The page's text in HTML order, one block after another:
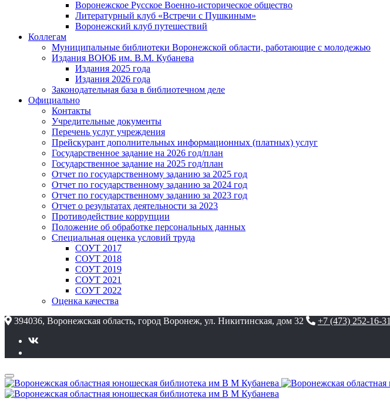
Воронежское Русское Военно-историческое общество
Литературный клуб «Встречи с Пушкиным»
Воронежский клуб путешествий
Коллегам
Муниципальные библиотеки Воронежской области, работающие с молодежью
Издания ВОЮБ им. В.М. Кубанева
Издания 2025 года
Издания 2026 года
Законодательная база в библиотечном деле
Официально
Контакты
Учредительные документы
Перечень услуг учреждения
Прейскурант дополнительных информационных (платных) услуг
Государственное задание на 2026 год/план
Государственное задание на 2025 год/план
Отчет по государственному заданию за 2025 год
Отчет по государственному заданию за 2024 год
Отчет по государственному заданию за 2023 год
Отчет о результатах деятельности за 2023
Противодействие коррупции
Положение об обработке персональных данных
Специальная оценка условий труда
СОУТ 2017
СОУТ 2018
СОУТ 2019
СОУТ 2021
СОУТ 2022
Оценка качества
394036, Воронежская область, город Воронеж, ул. Никитинская, дом 32
+7 (473) 252-16-31